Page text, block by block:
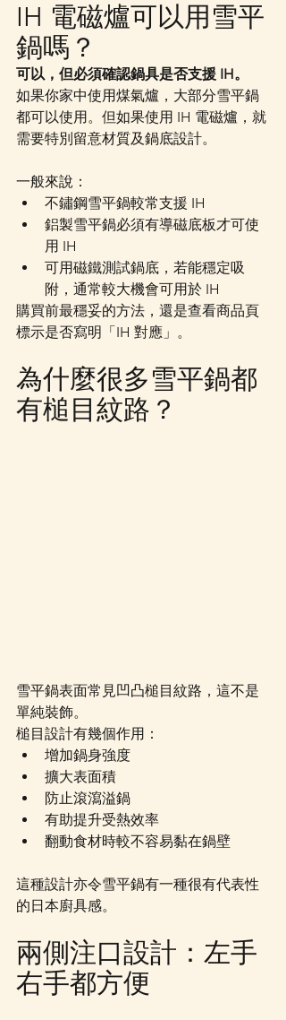
IH 電磁爐可以用雪平
鍋嗎？
可以，但必須確認鍋具是否支援 IH。
如果你家中使用煤氣爐，大部分雪平鍋
都可以使用。但如果使用 IH 電磁爐，就
需要特別留意材質及鍋底設計。
一般來說：
不鏽鋼雪平鍋較常支援 IH
鋁製雪平鍋必須有導磁底板才可使
用 IH
可用磁鐵測試鍋底，若能穩定吸
附，通常較大機會可用於 IH
購買前最穩妥的方法，還是查看商品頁
標示是否寫明「IH 對應」。
為什麼很多雪平鍋都
有槌目紋路？
雪平鍋表面常見凹凸槌目紋路，這不是
單純裝飾。
槌目設計有幾個作用：
增加鍋身強度
擴大表面積
防止滾瀉溢鍋
有助提升受熱效率
翻動食材時較不容易黏在鍋壁
這種設計亦令雪平鍋有一種很有代表性
的日本廚具感。
兩側注口設計：左手
右手都方便